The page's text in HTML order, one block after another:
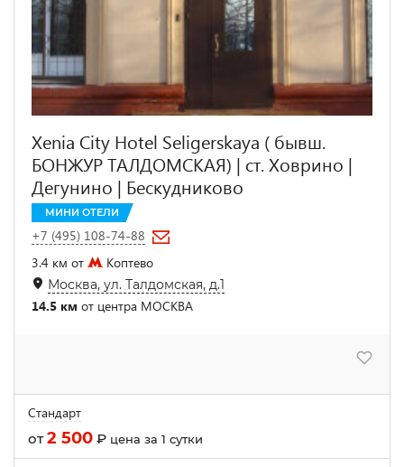
Xenia City Hotel Seligerskaya ( бывш.
БОНЖУР ТАЛДОМСКАЯ) | ст. Ховрино |
Дегунино | Бескудниково
МИНИ ОТЕЛИ
+7 (495) 108-74-88
3.4 км от
Коптево
Москва, ул. Талдомская, д.1
14.5 км от центра МОСКВА
Стандарт
от2 500 ₽ цена за 1 сутки